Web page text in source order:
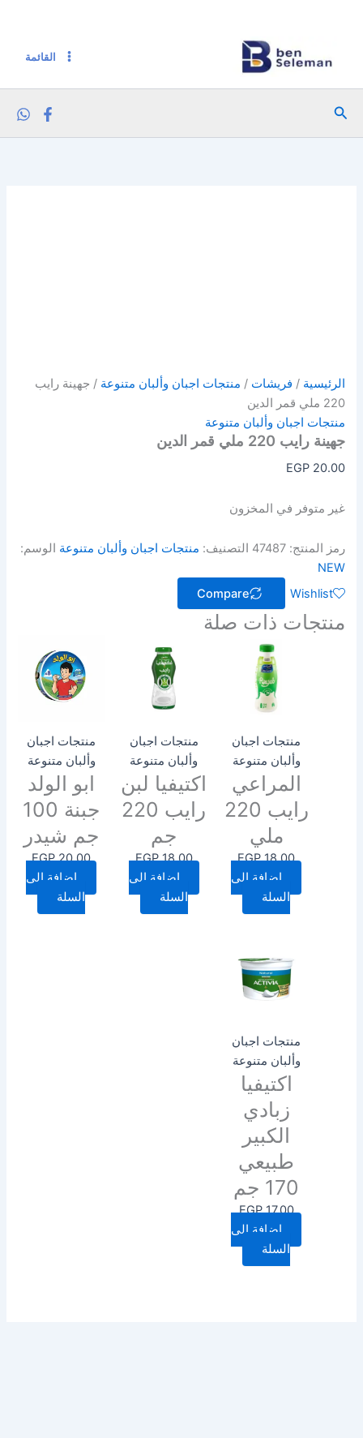
القائمة
البحث
الرئيسية / فريشات / منتجات اجبان وألبان متنوعة / جهينة رايب
220 ملي قمر الدين
منتجات اجبان وألبان متنوعة
جهينة رايب 220 ملي قمر الدين
EGP20.00
غير متوفر في المخزون
رمز المنتج:47487 التصنيف: منتجات اجبان وألبان متنوعة
الوسم:
NEW
Wishlist
Compare
منتجات ذات صلة
منتجات اجبان
وألبان متنوعة
المراعي
رايب 220
ملي
EGP18.00
إضافة إلى
السلة
منتجات اجبان
وألبان متنوعة
اكتيفيا لبن
رايب 220
جم
EGP18.00
إضافة إلى
السلة
منتجات اجبان
وألبان متنوعة
ابو الولد
جبنة 100
جم شيدر
EGP20.00
إضافة إلى
السلة
منتجات اجبان
وألبان متنوعة
اكتيفيا
زبادي
الكبير
طبيعي
170 جم
EGP17.00
إضافة إلى
السلة